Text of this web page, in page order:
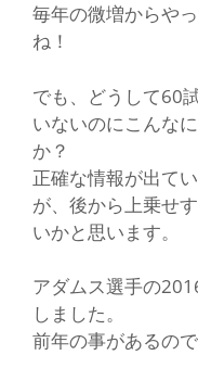
毎年の微増からや
ね！
でも、どうして60
いないのにこんな
か？
正確な情報が出て
が、後から上乗せ
いかと思います。
アダムス選手の
しました。
前年の事があるの